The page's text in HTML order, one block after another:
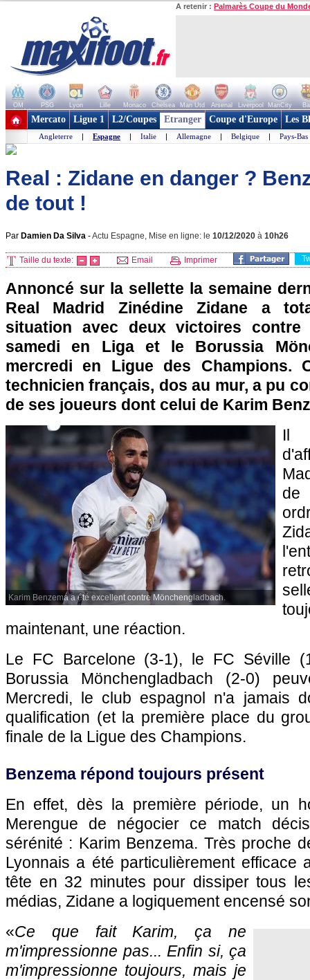
A retenir : Palmarès Coupe du
OM PSG Lyon Lille Monaco Chelsea Man Utd Arsenal Liverpool ManCity
+ de clubs
Mercato Ligue 1 L2/Coupes Etranger Coupe d'Europe Les
Angleterre | Espagne | Italie | Allemagne | Belgique | Pays-Bas
Real : Zidane en danger ?
de tout !
Par Damien Da Silva -Actu Espagne, Mise en ligne: le 10/12/2020 à 10h26
Taille du texte: Email Imprimer
Annoncé sur la sellette la semaine
Real Madrid Zinédine Zidane a
situation avec deux victoires contre
samedi en Liga et le Borussia
mercredi en Ligue des Champions.
technicien français, dos au mur, a pu
de ses joueurs dont celui de Karim
Karim Benzema a été excellent contre Mönchengladbach.
Il
de
maintenant, une réaction.
Le FC Barcelone (3-1), le FC Séville
Borussia Mönchengladbach (2-0)
Mercredi, le club espagnol n'a jamais
qualification (et la première place du
finale de la Ligue des Champions.
Benzema répond toujours présent
En effet, dès la première période, un
Merengue de négocier ce match
sérénité : Karim Benzema. Très proche
Lyonnais a été particulièrement efficace
tête en 32 minutes pour dissiper tous
médias, Zidane a logiquement encensé
«Ce que fait Karim, ça ne
m'impressionne pas... Enfin si, ça
m'impressionne toujours, mais je